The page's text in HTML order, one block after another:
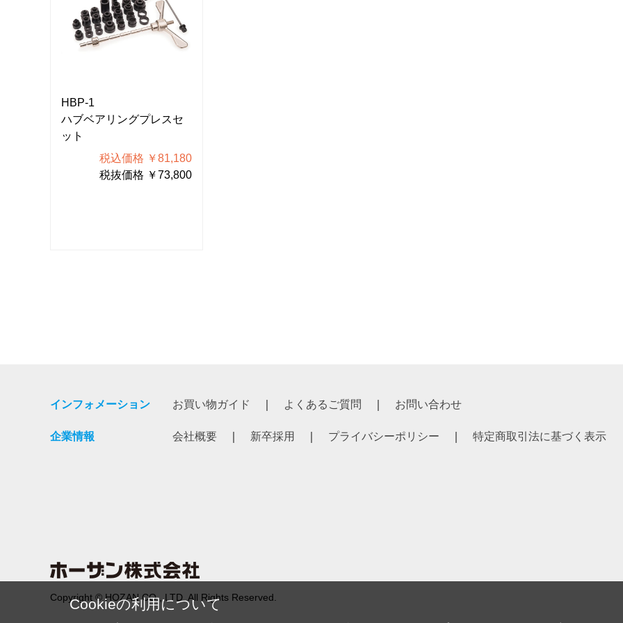
HBP-1
ハブベアリングプレスセ
ット
税込価格 ￥81,180
税抜価格 ￥73,800
インフォメーション お買い物ガイド よくあるご質問 お問い合わせ
企業情報 会社概要 新卒採用 プライバシーポリシー 特定商取引法に基づく表示
Copyright © HOZAN CO., LTD. All Rights Reserved.
Cookieの利用について